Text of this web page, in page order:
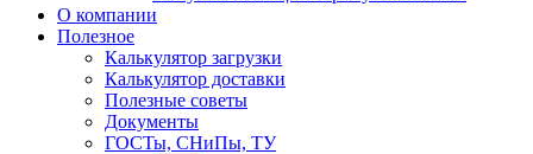
О компании
Полезное
Калькулятор загрузки
Калькулятор доставки
Полезные советы
Документы
ГОСТы, СНиПы, ТУ